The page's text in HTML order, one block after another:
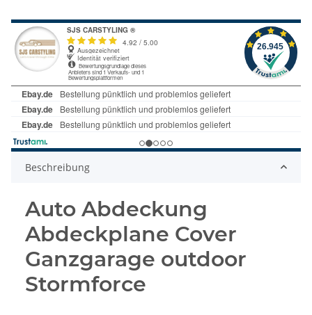
Beschreibung
Auto Abdeckung
Abdeckplane Cover
Ganzgarage outdoor
Stormforce